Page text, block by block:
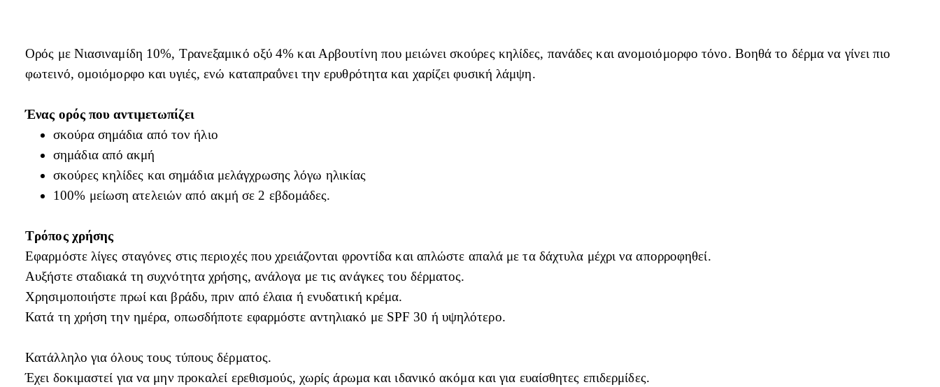
Ορός με Νιασιναμίδη 10%, Τρανεξαμικό οξύ 4% και Αρβουτίνη που μειώνει σκούρες κηλίδες, πανάδες και ανομοιόμορφο τόνο. Βοηθά το δέρμα να γίνει πιο
φωτεινό, ομοιόμορφο και υγιές, ενώ καταπραΰνει την ερυθρότητα και χαρίζει φυσική λάμψη.
Ένας ορός που αντιμετωπίζει
σκούρα σημάδια από τον ήλιο
σημάδια από ακμή
σκούρες κηλίδες και σημάδια μελάγχρωσης λόγω ηλικίας
100% μείωση ατελειών από ακμή σε 2 εβδομάδες.
Τρόπος χρήσης
Εφαρμόστε λίγες σταγόνες στις περιοχές που χρειάζονται φροντίδα και απλώστε απαλά με τα δάχτυλα μέχρι να απορροφηθεί.
Αυξήστε σταδιακά τη συχνότητα χρήσης, ανάλογα με τις ανάγκες του δέρματος.
Χρησιμοποιήστε πρωί και βράδυ, πριν από έλαια ή ενυδατική κρέμα.
Κατά τη χρήση την ημέρα, οπωσδήποτε εφαρμόστε αντηλιακό με SPF 30 ή υψηλότερο.
Κατάλληλο για όλους τους τύπους δέρματος.
Έχει δοκιμαστεί για να μην προκαλεί ερεθισμούς, χωρίς άρωμα και ιδανικό ακόμα και για ευαίσθητες επιδερμίδες.